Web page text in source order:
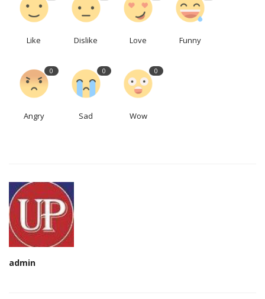
Like Dislike Love Funny
0
Angry
0
Sad
0
Wow
admin